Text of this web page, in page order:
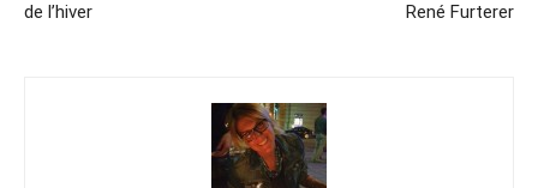
de l’hiver
René Furterer